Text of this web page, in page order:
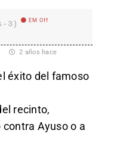
3) EM Off
2 años hace
éxito del famoso
recinto,
Ayuso o a